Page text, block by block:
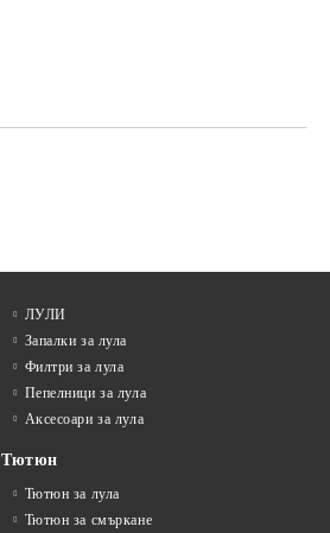
ЛУЛИ
Запалки за лула
Филтри за лула
Пепелници за лула
Аксесоари за лула
Тютюн
Тютюн за лула
Тютюн за смъркане